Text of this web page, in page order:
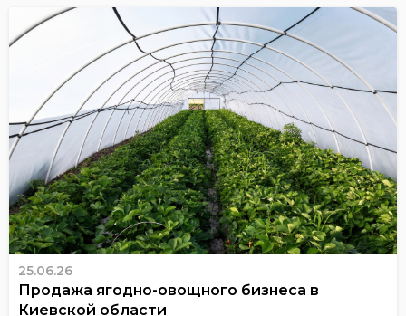
25.06.26
Продажа ягодно-овощного бизнеса в
Киевской области